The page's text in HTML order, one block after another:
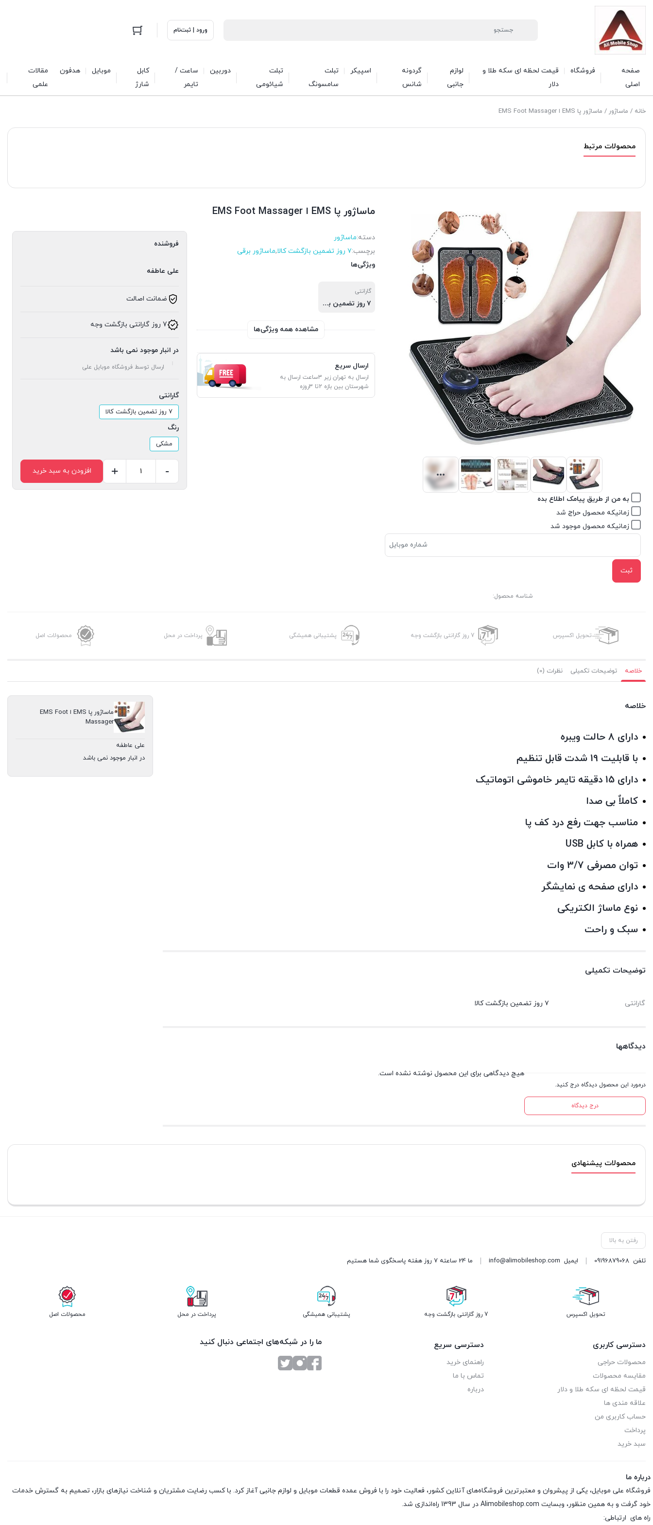
ورود | ثبت‌نام
صفحه
اصلی
فروشگاه
قیمت لحظه ای سکه طلا و
دلار
لوازم
جانبی
گردونه
شانس
اسپیکر
تبلت
سامسونگ
تبلت
شیائومی
دوربین
ساعت /
تایمر
کابل
شارژ
موبایل هدفون
مقالات
علمی
خانه / ماساژور / ماساژور پا EMS ا EMS Foot Massager
محصولات مرتبط
به من از طریق پیامک اطلاع بده
زمانیکه محصول حراج شد
زمانیکه محصول موجود شد
ثبت
شناسه محصول:
ماساژور پا EMS ا EMS Foot Massager
دسته:ماساژور
برچسب:۷ روز تضمین بازگشت کالا ,ماساژور برقی
ویژگی‌ها
گارانتی
۷ روز تضمین بازگشت کالا
مشاهده همه ویژگی‌ها
ارسال سریع
ارسال به تهران زیر 3ساعت ارسال به
شهرستان بین بازه 2تا 3روزه
فروشنده
علی عاطفه
ضمانت اصالت
7 روز گارانتی بازگشت وجه
در انبار موجود نمی باشد
ارسال توسط فروشگاه موبایل علی
گارانتی
۷ روز تضمین بازگشت کالا
رنگ
مشکی
پا
-
+ افزودن به سبد خرید
تحویل اکسپرس 7 روز گارانتی بازگشت وجه پشتیبانی همیشگی پرداخت در محل محصولات اصل
خلاصه توضیحات تکمیلی نظرات (0)
خلاصه
دارای 8 حالت ویبره
با قابلیت 19 شدت قابل تنظیم
دارای 15 دقیقه تایمر خاموشی اتوماتیک
کاملاٌ بی صدا
مناسب جهت رفع درد کف پا
همراه با کابل USB
توان مصرفی 3/7 وات
دارای صفحه ی نمایشگر
نوع ماساژ الکتریکی
سبک و راحت
توضیحات تکمیلی
گارانتی ۷ روز تضمین بازگشت کالا
دیدگاهها
درمورد این محصول دیدگاه درج کنید.
درج دیدگاه
هیچ دیدگاهی برای این محصول نوشته نشده است.
ماساژور پا EMS ا EMS Foot
Massager
علی عاطفه
در انبار موجود نمی باشد
محصولات پیشنهادی
رفتن به بالا
تلفن 09196879068 ایمیل info@alimobileshop.com ما 24 ساعته 7 روز هفته پاسخگوی شما هستیم
تحویل اکسپرس 7 روز گارانتی بازگشت وجه پشتیبانی همیشگی پرداخت در محل محصولات اصل
دسترسی کاربری
محصولات حراجی
مقایسه محصولات
قیمت لحظه ای سکه طلا و دلار
علاقه مندی ها
حساب کاربری من
پرداخت
سبد خرید
دسترسی سریع
راهنمای خرید
تماس با ما
درباره
ما را در شبکه‌های اجتماعی دنبال کنید
درباره ما
فروشگاه علی موبایل، یکی از پیشروان و معتبرترین فروشگاه‌های آنلاین کشور، فعالیت خود را با فروش عمده قطعات موبایل و لوازم جانبی آغاز کرد. با کسب رضایت مشتریان و شناخت نیازهای بازار، تصمیم به گسترش خدمات
خود گرفت و به همین منظور، وبسایت Alimobileshop.com در سال 1393 راه‌اندازی شد.
راه های ارتباطی: